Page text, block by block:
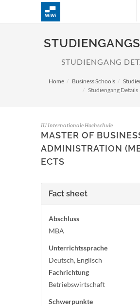
STUDIENGANG
Home Business Schools
Studiengang Details
IU Internationale Hochschule
MASTER OF
ADMINISTRATION
ECTS
Fact sheet
Abschluss
MBA
Unterrichtssprache
Deutsch, Englisch
Fachrichtung
Betriebswirtschaft
Schwerpunkte